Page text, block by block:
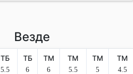
Везде
ТБ
5.5
ТБ
6
ТМ
6
ТМ
5.5
ТМ
5
ТМ
4.5